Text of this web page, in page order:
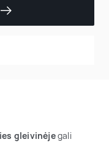
gleivinėjegali